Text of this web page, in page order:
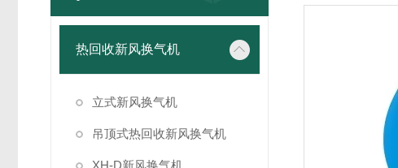
热回收新风换气机
立式新风换气机
吊顶式热回收新风换气机
XH-D新风换气机